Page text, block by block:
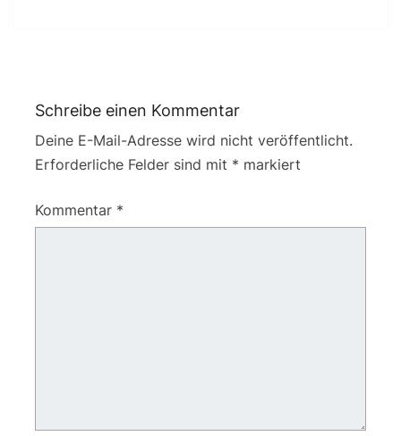
Schreibe einen Kommentar
Deine E-Mail-Adresse wird nicht veröffentlicht.
Erforderliche Felder sind mit * markiert
Kommentar *